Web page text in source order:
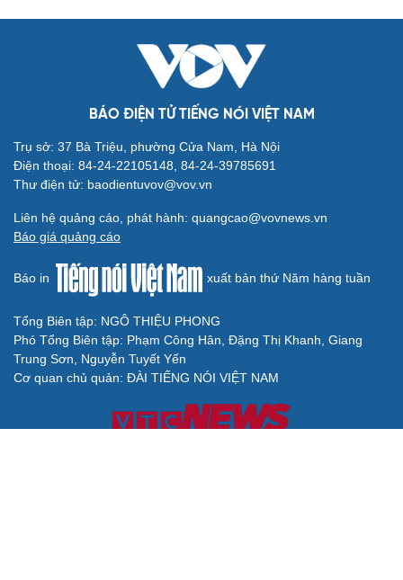
BÁO ĐIỆN TỬ TIẾNG NÓI VIỆT NAM
Trụ sở: 37 Bà Triệu, phường Cửa Nam, Hà Nội
Điện thoại: 84-24-22105148, 84-24-39785691
Thư điện tử: baodientuvov@vov.vn
Liên hệ quảng cáo, phát hành: quangcao@vovnews.vn
Báo giá quảng cáo
Báo in xuất bản thứ Năm hàng tuần
Tổng Biên tập: NGÔ THIỆU PHONG
Phó Tổng Biên tập: Phạm Công Hân, Đặng Thị Khanh, Giang
Trung Sơn, Nguyễn Tuyết Yến
Cơ quan chủ quản: ĐÀI TIẾNG NÓI VIỆT NAM